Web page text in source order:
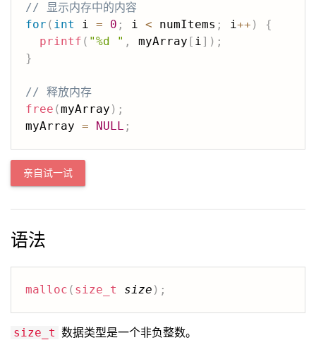
// 显示内存中的内容
for ( int i = 0 ; i < numItems ; i++ )
{
printf ( "%d " , myArray [ i] ) ;
}
// 释放内存
free (myArray ) ;
myArray = NULL ;
亲自试一试
语法
malloc ( size_t size ) ;
size_t 数据类型是一个非负整数。